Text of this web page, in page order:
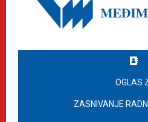
OGLAS
ZASNIVANJE